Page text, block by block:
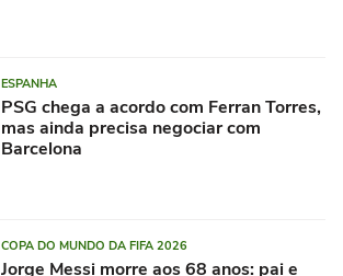
ESPANHA
PSG chega a acordo com Ferran Torres,
mas ainda precisa negociar com
Barcelona
COPA DO MUNDO DA FIFA 2026
Jorge Messi morre aos 68 anos: pai e